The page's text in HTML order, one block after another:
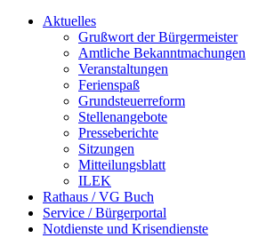
Aktuelles
Grußwort der Bürgermeister
Amtliche Bekanntmachungen
Veranstaltungen
Ferienspaß
Grundsteuerreform
Stellenangebote
Presseberichte
Sitzungen
Mitteilungsblatt
ILEK
Rathaus / VG Buch
Service / Bürgerportal
Notdienste und Krisendienste